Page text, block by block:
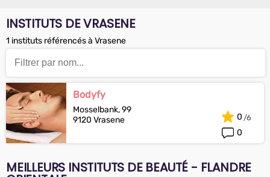
INSTITUTS DE VRASENE
1 instituts référencés à Vrasene
Bodyfy
Mosselbank, 99
9120 Vrasene
0
0
MEILLEURS INSTITUTS DE BEAUTÉ - FLANDRE